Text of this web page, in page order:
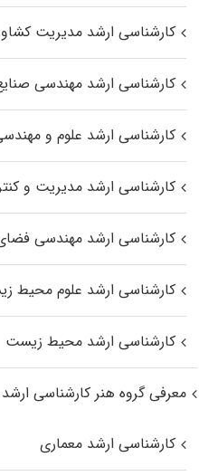
کارشناسی ارشد مدیریت
کارشناسی ارشد مهندسی
کارشناسی ارشد علوم و
کارشناسی ارشد مدیریت و
کارشناسی ارشد مهندسی
کارشناسی ارشد علوم محیط‌
کارشناسی ارشد محیط زیست
معرفی گروه هنر کارشناسی ارشد
کارشناسی ارشد معماری